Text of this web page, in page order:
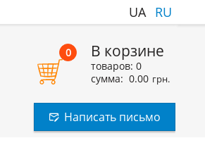
UA RU
0 В корзине
товаров: 0
сумма: 0.00 грн.
Написать письмо